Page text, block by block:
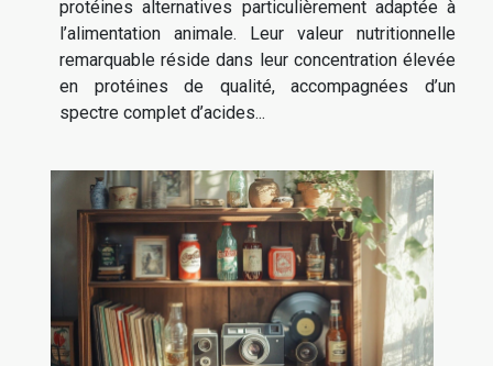
protéines alternatives particulièrement adaptée à
l’alimentation animale. Leur valeur nutritionnelle
remarquable réside dans leur concentration élevée
en protéines de qualité, accompagnées d’un
spectre complet d’acides...